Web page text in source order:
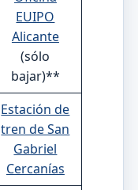
EUIPO
Alicante
(sólo
bajar)**
Estación de
tren de San
Gabriel
Cercanías